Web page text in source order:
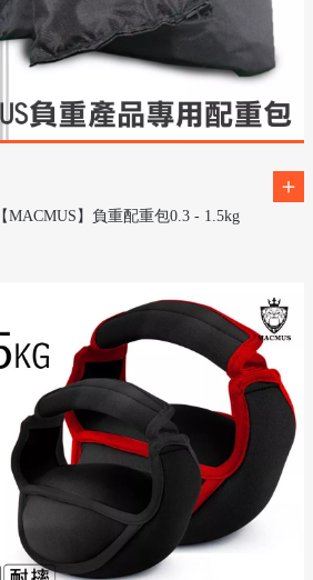
【MACMUS】負重配重包0.3 - 1.5kg